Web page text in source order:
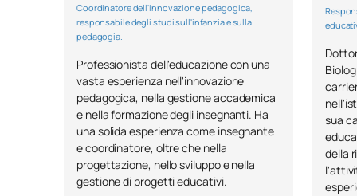
Coordinatore dell'innovazione pedagogica,
responsabile degli studi sull'infanzia e sulla
pedagogia.
Professionista dell'educazione con una
vasta esperienza nell'innovazione
pedagogica, nella gestione accademica
e nella formazione degli insegnanti. Ha
una solida esperienza come insegnante
e coordinatore, oltre che nella
progettazione, nello sviluppo e nella
gestione di progetti educativi.
sua
della